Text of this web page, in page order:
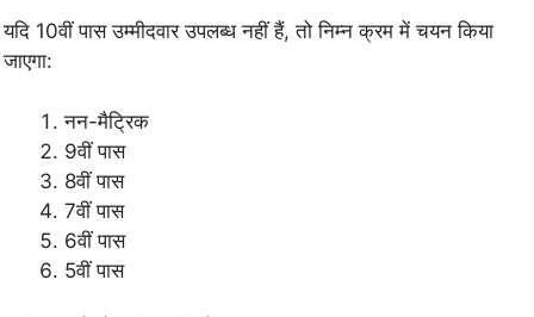
यदि 10वीं पास उम्मीदवार उपलब्ध नहीं हैं, तो निम्न क्रम में चयन किया
जाएगा:
नन-मैट्रिक
9वीं पास
8वीं पास
7वीं पास
6वीं पास
5वीं पास